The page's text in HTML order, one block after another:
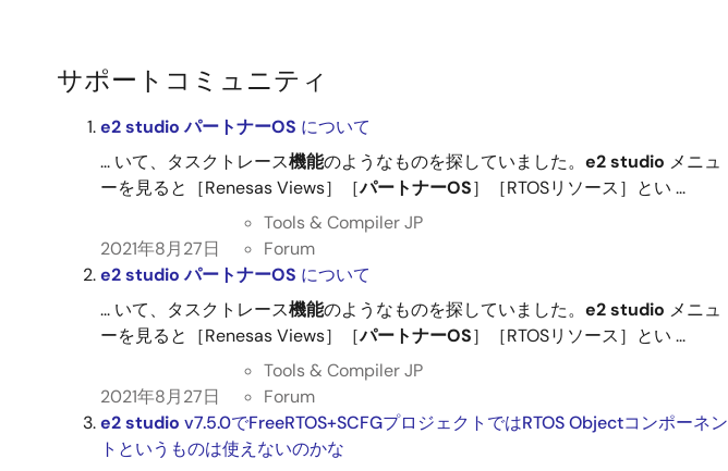
サポートコミュニティ
e2 studio パートナーOS について
... いて、タスクトレース機能のようなものを探していました。 e2 studio メニュ
ーを見ると［Renesas Views］［パートナーOS］［RTOSリソース］とい ...
2021年8月27日
Tools & Compiler JP
Forum
e2 studio パートナーOS について
... いて、タスクトレース機能のようなものを探していました。 e2 studio メニュ
ーを見ると［Renesas Views］［パートナーOS］［RTOSリソース］とい ...
2021年8月27日
Tools & Compiler JP
Forum
e2 studio v7.5.0でFreeRTOS+SCFGプロジェクトではRTOS Objectコンポーネン
トというものは使えないのかな